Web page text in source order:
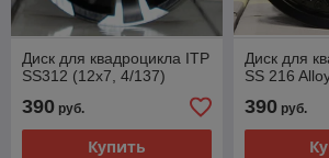
Диск для квадроцикла ITP
SS312 (12х7, 4/137)
390 руб.
Купить
Диск для
SS 216
390руб.